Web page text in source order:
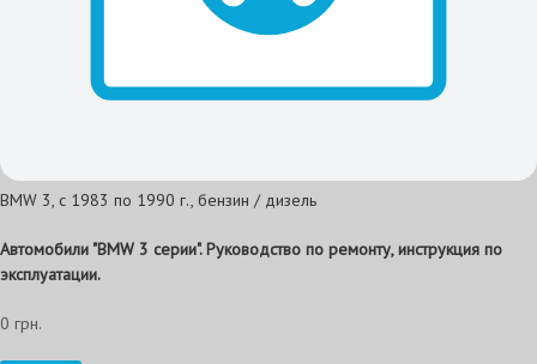
BMW 3, с 1983 по 1990 г., бензин / дизель
Автомобили "BMW 3 серии". Руководство по ремонту, инструкция по
эксплуатации.
0 грн.